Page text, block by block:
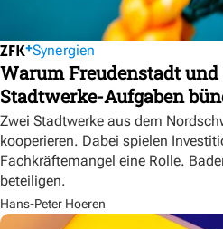
Synergien
Warum Freudenstadt
Stadtwerke-Aufgaben
Zwei Stadtwerke aus dem
kooperieren. Dabei spielen
Fachkräftemangel eine Rolle.
beteiligen.
Hans-Peter Hoeren